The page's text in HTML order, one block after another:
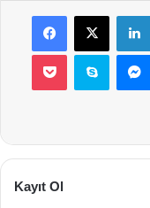
Facebook
X
Pocket Skype
Kayıt Ol